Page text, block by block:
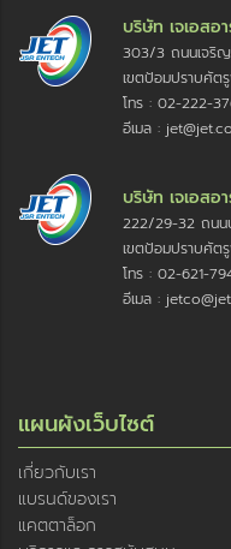
บริษัท เจเอสอ
303/3 ถนนเจริ
เขตป้อมปราบศัต
โทร : 02-222-
อีเมล :
บริษัท เจเอสอ
222/29-32 ถนน
เขตป้อมปราบศัต
โทร : 02-621-
อีเมล :
แผนผังเว็บไซต์
เกี่ยวกับเรา
แบรนด์ของเรา
แคตตาล็อก